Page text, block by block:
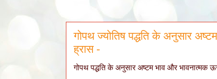
गोपथ ज्योतिष पद्धति के अनुसार
ह्रास -
गोपथ पद्धति के अनुसार अष्टम भाव और भावनात्मक